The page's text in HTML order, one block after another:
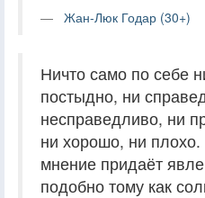
Жан-Люк Годар (30+)
Ничто само по себе
постыдно, ни
несправедливо, ни
ни хорошо, ни
мнение придаёт
подобно тому как